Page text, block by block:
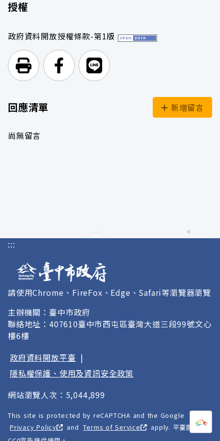
授權
政府資料開放授權條款-第1版
列印頁面前往Facebook
前往Line
回應清單 新增留言
尚無留言
打開
:::
請使用Chrome、FireFox、Edge、Safari等瀏覽器瀏覽
主辦機關：臺中市政府
聯絡地址：407610臺中市西屯區臺灣大道三段99號文心
樓6樓
政府資料開放平臺 |
隱私權保護、使用及資訊安全政策
網站瀏覽人次：5,044,899
This site is protected by reCAPTCHA and the Google
Privacy Policy
and Terms of Service
apply. 平臺圖像以